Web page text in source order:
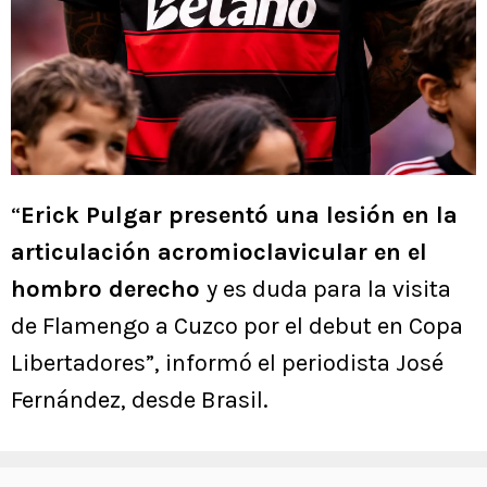
“Erick Pulgar presentó una lesión en la
articulación acromioclavicular en el
hombro derecho y es duda para la visita
de Flamengo a Cuzco por el debut en Copa
Libertadores”, informó el periodista José
Fernández, desde Brasil.